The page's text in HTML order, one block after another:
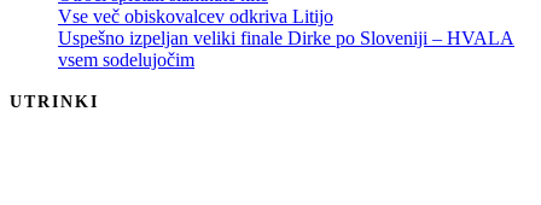
Vse več obiskovalcev odkriva Litijo
Uspešno izpeljan veliki finale Dirke po Sloveniji – HVALA
vsem sodelujočim
UTRINKI